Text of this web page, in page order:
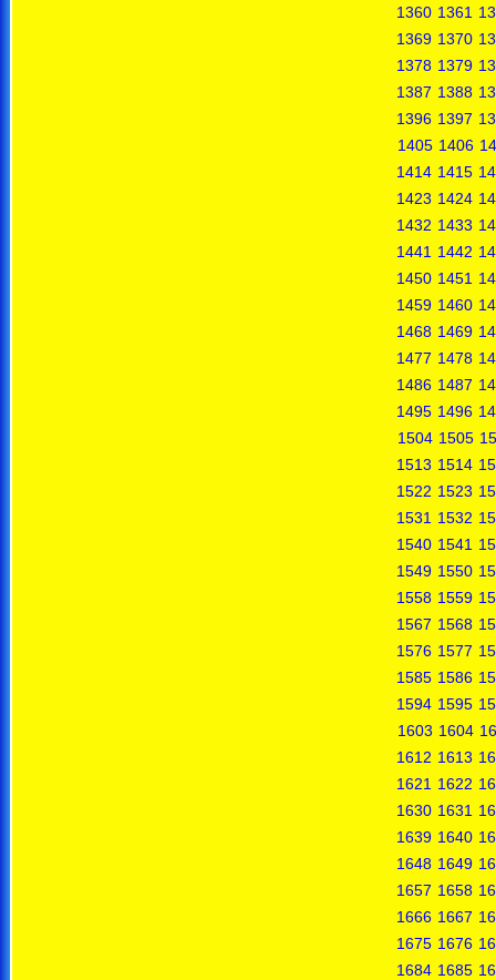
1360 1361
1369 1370
1378 1379
1387 1388
1396 1397
1405 1406
1414 1415
1423 1424
1432 1433
1441 1442
1450 1451
1459 1460
1468 1469
1477 1478
1486 1487
1495 1496
1504 1505
1513 1514
1522 1523
1531 1532
1540 1541
1549 1550
1558 1559
1567 1568
1576 1577
1585 1586
1594 1595
1603 1604
1612 1613
1621 1622
1630 1631
1639 1640
1648 1649
1657 1658
1666 1667
1675 1676
1684 1685